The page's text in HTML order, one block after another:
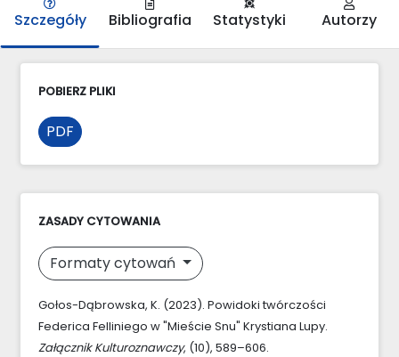
Szczegóły Bibliografia Statystyki Autorzy
POBIERZ PLIKI
PDF
ZASADY CYTOWANIA
Formaty cytowań
Gołos-Dąbrowska, K. (2023). Powidoki twórczości
Federica Felliniego w "Mieście Snu" Krystiana Lupy.
Załącznik Kulturoznawczy, (10), 589–606.